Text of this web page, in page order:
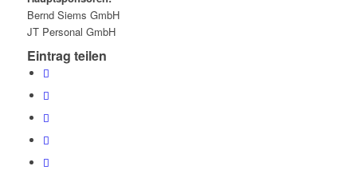
Bernd Siems GmbH
JT Personal GmbH
Eintrag teilen